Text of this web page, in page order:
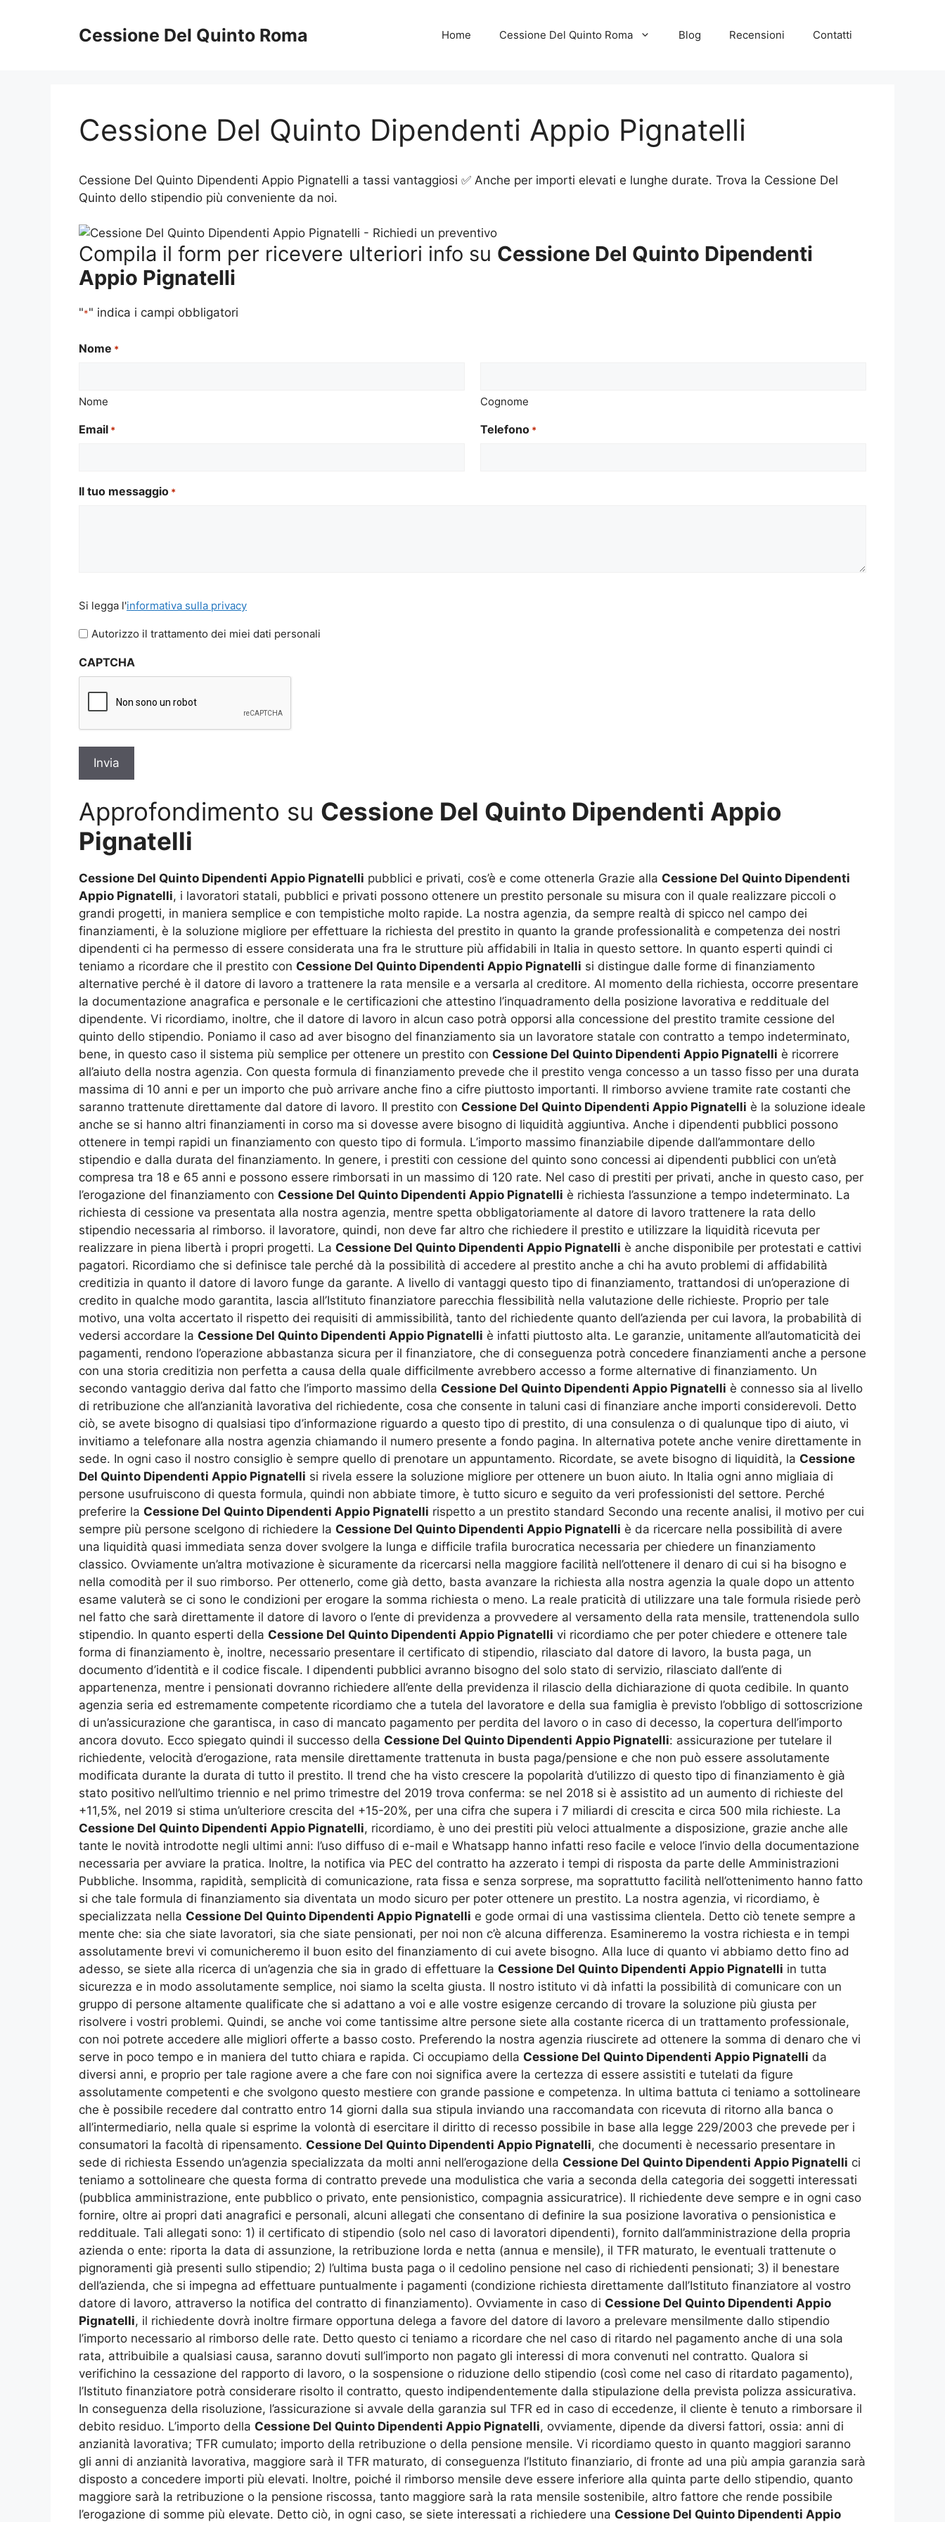
Cessione Del Quinto Roma Home Cessione Del Quinto Roma Blog Recensioni Contatti
Cessione Del Quinto Dipendenti Appio Pignatelli
Cessione Del Quinto Dipendenti Appio Pignatelli a tassi vantaggiosi ✅ Anche per importi elevati e lunghe durate. Trova la Cessione Del
Quinto dello stipendio più conveniente da noi.
Compila il form per ricevere ulteriori info su Cessione Del Quinto Dipendenti
Appio Pignatelli
"*" indica i campi obbligatori
Nome *
Nome Cognome
Email * Telefono *
Il tuo messaggio *
legga
l'informativa
privacy
Si legga l'informativa sulla privacy
Autorizzo il trattamento dei miei dati personali
CAPTCHA
Approfondimento su Cessione Del Quinto Dipendenti Appio
Pignatelli
Cessione Del Quinto Dipendenti Appio Pignatelli pubblici e privati, cos’è e come ottenerla Grazie alla Cessione Del Quinto Dipendenti
Appio Pignatelli, i lavoratori statali, pubblici e privati possono ottenere un prestito personale su misura con il quale realizzare piccoli o
grandi progetti, in maniera semplice e con tempistiche molto rapide. La nostra agenzia, da sempre realtà di spicco nel campo dei
finanziamenti, è la soluzione migliore per effettuare la richiesta del prestito in quanto la grande professionalità e competenza dei nostri
dipendenti ci ha permesso di essere considerata una fra le strutture più affidabili in Italia in questo settore. In quanto esperti quindi ci
teniamo a ricordare che il prestito con Cessione Del Quinto Dipendenti Appio Pignatelli si distingue dalle forme di finanziamento
alternative perché è il datore di lavoro a trattenere la rata mensile e a versarla al creditore. Al momento della richiesta, occorre presentare
la documentazione anagrafica e personale e le certificazioni che attestino l’inquadramento della posizione lavorativa e reddituale del
dipendente. Vi ricordiamo, inoltre, che il datore di lavoro in alcun caso potrà opporsi alla concessione del prestito tramite cessione del
quinto dello stipendio. Poniamo il caso ad aver bisogno del finanziamento sia un lavoratore statale con contratto a tempo indeterminato,
bene, in questo caso il sistema più semplice per ottenere un prestito con Cessione Del Quinto Dipendenti Appio Pignatelli è ricorrere
all’aiuto della nostra agenzia. Con questa formula di finanziamento prevede che il prestito venga concesso a un tasso fisso per una durata
massima di 10 anni e per un importo che può arrivare anche fino a cifre piuttosto importanti. Il rimborso avviene tramite rate costanti che
saranno trattenute direttamente dal datore di lavoro. Il prestito con Cessione Del Quinto Dipendenti Appio Pignatelli è la soluzione ideale
anche se si hanno altri finanziamenti in corso ma si dovesse avere bisogno di liquidità aggiuntiva. Anche i dipendenti pubblici possono
ottenere in tempi rapidi un finanziamento con questo tipo di formula. L’importo massimo finanziabile dipende dall’ammontare dello
stipendio e dalla durata del finanziamento. In genere, i prestiti con cessione del quinto sono concessi ai dipendenti pubblici con un’età
compresa tra 18 e 65 anni e possono essere rimborsati in un massimo di 120 rate. Nel caso di prestiti per privati, anche in questo caso, per
l’erogazione del finanziamento con Cessione Del Quinto Dipendenti Appio Pignatelli è richiesta l’assunzione a tempo indeterminato. La
richiesta di cessione va presentata alla nostra agenzia, mentre spetta obbligatoriamente al datore di lavoro trattenere la rata dello
stipendio necessaria al rimborso. il lavoratore, quindi, non deve far altro che richiedere il prestito e utilizzare la liquidità ricevuta per
realizzare in piena libertà i propri progetti. La Cessione Del Quinto Dipendenti Appio Pignatelli è anche disponibile per protestati e cattivi
pagatori. Ricordiamo che si definisce tale perché dà la possibilità di accedere al prestito anche a chi ha avuto problemi di affidabilità
creditizia in quanto il datore di lavoro funge da garante. A livello di vantaggi questo tipo di finanziamento, trattandosi di un’operazione di
credito in qualche modo garantita, lascia all’Istituto finanziatore parecchia flessibilità nella valutazione delle richieste. Proprio per tale
motivo, una volta accertato il rispetto dei requisiti di ammissibilità, tanto del richiedente quanto dell’azienda per cui lavora, la probabilità di
vedersi accordare la Cessione Del Quinto Dipendenti Appio Pignatelli è infatti piuttosto alta. Le garanzie, unitamente all’automaticità dei
pagamenti, rendono l’operazione abbastanza sicura per il finanziatore, che di conseguenza potrà concedere finanziamenti anche a persone
con una storia creditizia non perfetta a causa della quale difficilmente avrebbero accesso a forme alternative di finanziamento. Un
secondo vantaggio deriva dal fatto che l’importo massimo della Cessione Del Quinto Dipendenti Appio Pignatelli è connesso sia al livello
di retribuzione che all’anzianità lavorativa del richiedente, cosa che consente in taluni casi di finanziare anche importi considerevoli. Detto
ciò, se avete bisogno di qualsiasi tipo d’informazione riguardo a questo tipo di prestito, di una consulenza o di qualunque tipo di aiuto, vi
invitiamo a telefonare alla nostra agenzia chiamando il numero presente a fondo pagina. In alternativa potete anche venire direttamente in
sede. In ogni caso il nostro consiglio è sempre quello di prenotare un appuntamento. Ricordate, se avete bisogno di liquidità, la Cessione
Del Quinto Dipendenti Appio Pignatelli si rivela essere la soluzione migliore per ottenere un buon aiuto. In Italia ogni anno migliaia di
persone usufruiscono di questa formula, quindi non abbiate timore, è tutto sicuro e seguito da veri professionisti del settore. Perché
preferire la Cessione Del Quinto Dipendenti Appio Pignatelli rispetto a un prestito standard Secondo una recente analisi, il motivo per cui
sempre più persone scelgono di richiedere la Cessione Del Quinto Dipendenti Appio Pignatelli è da ricercare nella possibilità di avere
una liquidità quasi immediata senza dover svolgere la lunga e difficile trafila burocratica necessaria per chiedere un finanziamento
classico. Ovviamente un’altra motivazione è sicuramente da ricercarsi nella maggiore facilità nell’ottenere il denaro di cui si ha bisogno e
nella comodità per il suo rimborso. Per ottenerlo, come già detto, basta avanzare la richiesta alla nostra agenzia la quale dopo un attento
esame valuterà se ci sono le condizioni per erogare la somma richiesta o meno. La reale praticità di utilizzare una tale formula risiede però
nel fatto che sarà direttamente il datore di lavoro o l’ente di previdenza a provvedere al versamento della rata mensile, trattenendola sullo
stipendio. In quanto esperti della Cessione Del Quinto Dipendenti Appio Pignatelli vi ricordiamo che per poter chiedere e ottenere tale
forma di finanziamento è, inoltre, necessario presentare il certificato di stipendio, rilasciato dal datore di lavoro, la busta paga, un
documento d’identità e il codice fiscale. I dipendenti pubblici avranno bisogno del solo stato di servizio, rilasciato dall’ente di
appartenenza, mentre i pensionati dovranno richiedere all’ente della previdenza il rilascio della dichiarazione di quota cedibile. In quanto
agenzia seria ed estremamente competente ricordiamo che a tutela del lavoratore e della sua famiglia è previsto l’obbligo di sottoscrizione
di un’assicurazione che garantisca, in caso di mancato pagamento per perdita del lavoro o in caso di decesso, la copertura dell’importo
ancora dovuto. Ecco spiegato quindi il successo della Cessione Del Quinto Dipendenti Appio Pignatelli: assicurazione per tutelare il
richiedente, velocità d’erogazione, rata mensile direttamente trattenuta in busta paga/pensione e che non può essere assolutamente
modificata durante la durata di tutto il prestito. Il trend che ha visto crescere la popolarità d’utilizzo di questo tipo di finanziamento è già
stato positivo nell’ultimo triennio e nel primo trimestre del 2019 trova conferma: se nel 2018 si è assistito ad un aumento di richieste del
+11,5%, nel 2019 si stima un’ulteriore crescita del +15-20%, per una cifra che supera i 7 miliardi di crescita e circa 500 mila richieste. La
Cessione Del Quinto Dipendenti Appio Pignatelli, ricordiamo, è uno dei prestiti più veloci attualmente a disposizione, grazie anche alle
tante le novità introdotte negli ultimi anni: l’uso diffuso di e-mail e Whatsapp hanno infatti reso facile e veloce l’invio della documentazione
necessaria per avviare la pratica. Inoltre, la notifica via PEC del contratto ha azzerato i tempi di risposta da parte delle Amministrazioni
Pubbliche. Insomma, rapidità, semplicità di comunicazione, rata fissa e senza sorprese, ma soprattutto facilità nell’ottenimento hanno fatto
si che tale formula di finanziamento sia diventata un modo sicuro per poter ottenere un prestito. La nostra agenzia, vi ricordiamo, è
specializzata nella Cessione Del Quinto Dipendenti Appio Pignatelli e gode ormai di una vastissima clientela. Detto ciò tenete sempre a
mente che: sia che siate lavoratori, sia che siate pensionati, per noi non c’è alcuna differenza. Esamineremo la vostra richiesta e in tempi
assolutamente brevi vi comunicheremo il buon esito del finanziamento di cui avete bisogno. Alla luce di quanto vi abbiamo detto fino ad
adesso, se siete alla ricerca di un’agenzia che sia in grado di effettuare la Cessione Del Quinto Dipendenti Appio Pignatelli in tutta
sicurezza e in modo assolutamente semplice, noi siamo la scelta giusta. Il nostro istituto vi dà infatti la possibilità di comunicare con un
gruppo di persone altamente qualificate che si adattano a voi e alle vostre esigenze cercando di trovare la soluzione più giusta per
risolvere i vostri problemi. Quindi, se anche voi come tantissime altre persone siete alla costante ricerca di un trattamento professionale,
con noi potrete accedere alle migliori offerte a basso costo. Preferendo la nostra agenzia riuscirete ad ottenere la somma di denaro che vi
serve in poco tempo e in maniera del tutto chiara e rapida. Ci occupiamo della Cessione Del Quinto Dipendenti Appio Pignatelli da
diversi anni, e proprio per tale ragione avere a che fare con noi significa avere la certezza di essere assistiti e tutelati da figure
assolutamente competenti e che svolgono questo mestiere con grande passione e competenza. In ultima battuta ci teniamo a sottolineare
che è possibile recedere dal contratto entro 14 giorni dalla sua stipula inviando una raccomandata con ricevuta di ritorno alla banca o
all’intermediario, nella quale si esprime la volontà di esercitare il diritto di recesso possibile in base alla legge 229/2003 che prevede per i
consumatori la facoltà di ripensamento. Cessione Del Quinto Dipendenti Appio Pignatelli, che documenti è necessario presentare in
sede di richiesta Essendo un’agenzia specializzata da molti anni nell’erogazione della Cessione Del Quinto Dipendenti Appio Pignatelli ci
teniamo a sottolineare che questa forma di contratto prevede una modulistica che varia a seconda della categoria dei soggetti interessati
(pubblica amministrazione, ente pubblico o privato, ente pensionistico, compagnia assicuratrice). Il richiedente deve sempre e in ogni caso
fornire, oltre ai propri dati anagrafici e personali, alcuni allegati che consentano di definire la sua posizione lavorativa o pensionistica e
reddituale. Tali allegati sono: 1) il certificato di stipendio (solo nel caso di lavoratori dipendenti), fornito dall’amministrazione della propria
azienda o ente: riporta la data di assunzione, la retribuzione lorda e netta (annua e mensile), il TFR maturato, le eventuali trattenute o
pignoramenti già presenti sullo stipendio; 2) l’ultima busta paga o il cedolino pensione nel caso di richiedenti pensionati; 3) il benestare
dell’azienda, che si impegna ad effettuare puntualmente i pagamenti (condizione richiesta direttamente dall’Istituto finanziatore al vostro
datore di lavoro, attraverso la notifica del contratto di finanziamento). Ovviamente in caso di Cessione Del Quinto Dipendenti Appio
Pignatelli, il richiedente dovrà inoltre firmare opportuna delega a favore del datore di lavoro a prelevare mensilmente dallo stipendio
l’importo necessario al rimborso delle rate. Detto questo ci teniamo a ricordare che nel caso di ritardo nel pagamento anche di una sola
rata, attribuibile a qualsiasi causa, saranno dovuti sull’importo non pagato gli interessi di mora convenuti nel contratto. Qualora si
verifichino la cessazione del rapporto di lavoro, o la sospensione o riduzione dello stipendio (così come nel caso di ritardato pagamento),
l’Istituto finanziatore potrà considerare risolto il contratto, questo indipendentemente dalla stipulazione della prevista polizza assicurativa.
In conseguenza della risoluzione, l’assicurazione si avvale della garanzia sul TFR ed in caso di eccedenze, il cliente è tenuto a rimborsare il
debito residuo. L’importo della Cessione Del Quinto Dipendenti Appio Pignatelli, ovviamente, dipende da diversi fattori, ossia: anni di
anzianità lavorativa; TFR cumulato; importo della retribuzione o della pensione mensile. Vi ricordiamo questo in quanto maggiori saranno
gli anni di anzianità lavorativa, maggiore sarà il TFR maturato, di conseguenza l’Istituto finanziario, di fronte ad una più ampia garanzia sarà
disposto a concedere importi più elevati. Inoltre, poiché il rimborso mensile deve essere inferiore alla quinta parte dello stipendio, quanto
maggiore sarà la retribuzione o la pensione riscossa, tanto maggiore sarà la rata mensile sostenibile, altro fattore che rende possibile
l’erogazione di somme più elevate. Detto ciò, in ogni caso, se siete interessati a richiedere una Cessione Del Quinto Dipendenti Appio